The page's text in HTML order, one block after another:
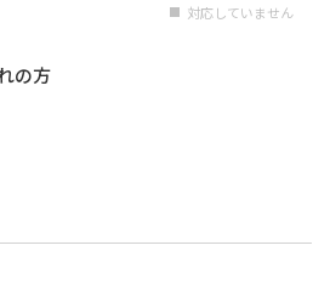
■ 対応していません
の方